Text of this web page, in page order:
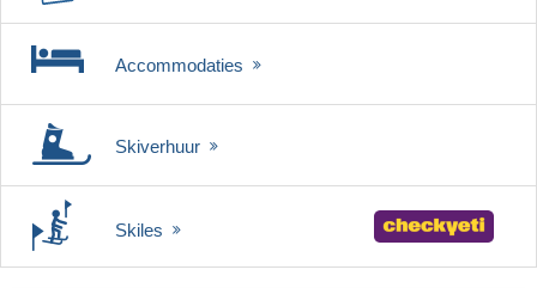
Accommodaties
Skiverhuur
Skiles